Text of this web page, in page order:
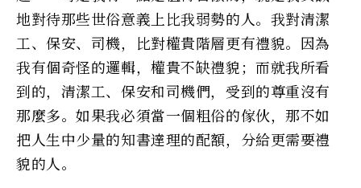
地對待那些世俗意義上比我弱勢的人。我對清潔
工、保安、司機，比對權貴階層更有禮貌。因為
我有個奇怪的邏輯，權貴不缺禮貌；而就我所看
到的，清潔工、保安和司機們，受到的尊重沒有
那麼多。如果我必須當一個粗俗的傢伙，那不如
把人生中少量的知書達理的配額，分給更需要禮
貌的人。